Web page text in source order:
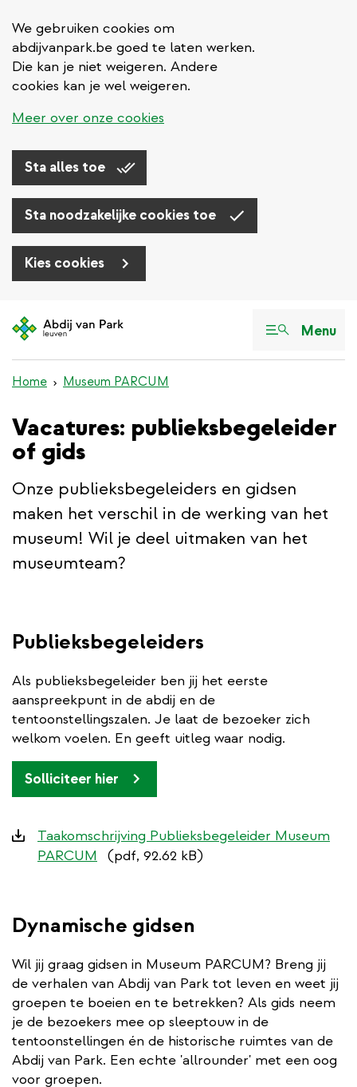
We gebruiken cookies om
abdijvanpark.be goed te laten werken.
Die kan je niet weigeren. Andere
cookies kan je wel weigeren.
Meer over onze cookies
Sta alles toe
Sta noodzakelijke cookies toe
Kies cookies
en
inhoud
Menu
Home Museum PARCUM
Vacatures: publieksbegeleider
of gids
Onze publieksbegeleiders en gidsen
maken het verschil in de werking van het
museum! Wil je deel uitmaken van het
museumteam?
Publieksbegeleiders
Als publieksbegeleider ben jij het eerste
aanspreekpunt in de abdij en de
tentoonstellingszalen. Je laat de bezoeker zich
welkom voelen. En geeft uitleg waar nodig.
Solliciteer hier
Downloads
Taakomschrijving Publieksbegeleider Museum
PARCUM
(pdf, 92.62 kB)
Dynamische gidsen
Wil jij graag gidsen in Museum PARCUM? Breng jij
de verhalen van Abdij van Park tot leven en weet jij
groepen te boeien en te betrekken? Als gids neem
je de bezoekers mee op sleeptouw in de
tentoonstellingen én de historische ruimtes van de
Abdij van Park. Een echte 'allrounder' met een oog
voor groepen.